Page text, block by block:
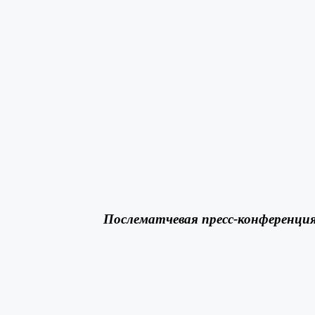
Послематчевая пресс-